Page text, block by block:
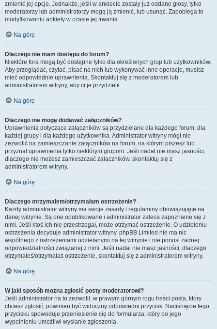
zmienić jej opcje. Jednakże, jeśli w ankiecie zostały już oddane głosy, tylko
moderatorzy lub administratorzy mogą ją zmienić, lub usunąć. Zapobiega to
modyfikowaniu ankiety w czasie jej trwania.
Na górę
Dlaczego nie mam dostępu do forum?
Niektóre fora mogą być dostępne tylko dla określonych grup lub użytkowników.
Aby przeglądać, czytać, pisać na nich lub wykonywać inne operacje, musisz
mieć odpowiednie uprawnienia. Skontaktuj się z moderatorem lub
administratorem witryny, aby ci je przydzielił.
Na górę
Dlaczego nie mogę dodawać załączników?
Uprawnienia dotyczące załączników są przydzielane dla każdego forum, dla
każdej grupy i dla każdego użytkownika. Administrator witryny mógł nie
zezwolić na zamieszczanie załączników na forum, na którym piszesz lub
przyznał uprawnienia tylko niektórym grupom. Jeśli nadal nie masz jasności,
dlaczego nie możesz zamieszczać załączników, skontaktuj się z
administratorem witryny.
Na górę
Dlaczego otrzymałem/otrzymałam ostrzeżenie?
Każdy administrator witryny ma swoje zasady i regulaminy obowiązujące na
danej witrynie. Są one opublikowane i administrator zaleca zapoznanie się z
nimi. Jeśli ktoś ich nie przestrzegał, może otrzymać ostrzeżenie. O udzieleniu
ostrzeżenia decyduje administrator witryny. phpBB Limited nie ma nic
wspólnego z ostrzeżeniami udzielanymi na tej witrynie i nie ponosi żadnej
odpowiedzialności związanej z nimi. Jeśli nadal nie masz jasności, dlaczego
otrzymałeś/otrzymałaś ostrzeżenie, skontaktuj się z administratorem witryny.
Na górę
W jaki sposób można zgłosić posty moderatorowi?
Jeśli administrator na to zezwolił, w prawym górnym rogu treści posta, który
chcesz zgłosić, powinien być widoczny odpowiedni przycisk. Naciśnięcie tego
przycisku spowoduje przeniesienie cię do formularza, który po jego
wypełnieniu umożliwi wysłanie zgłoszenia.